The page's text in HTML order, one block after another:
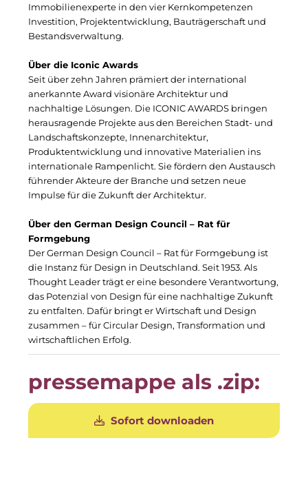
Einfach-sparsam.de
Eternal Power
Eventnet
Finanzchef24
Frameworks
Gemeinde Hallbergmoos
Gemeinde Taufkirchen
Gesangskollektiv Michael Ritter
H2Global
Hallberger Kultursommer
Hausbank München
HERZOG MAX
Hotel Königshof München GmbH & Co. KG
IGENUS Immobilien
Initiative Central Quartier
Immobilienexperte in den vier Kernkompetenzen
Investition, Projektentwicklung, Bauträgerschaft und
Bestandsverwaltung.
Über die Iconic Awards
Seit über zehn Jahren prämiert der international
anerkannte Award visionäre Architektur und
nachhaltige Lösungen. Die ICONIC AWARDS bringen
herausragende Projekte aus den Bereichen Stadt- und
Landschaftskonzepte, Innenarchitektur,
Produktentwicklung und innovative Materialien ins
internationale Rampenlicht. Sie fördern den Austausch
führender Akteure der Branche und setzen neue
Impulse für die Zukunft der Architektur.
Über den German Design Council – Rat für
Formgebung
Der German Design Council – Rat für Formgebung ist
die Instanz für Design in Deutschland. Seit 1953. Als
Thought Leader trägt er eine besondere Verantwortung,
das Potenzial von Design für eine nachhaltige Zukunft
zu entfalten. Dafür bringt er Wirtschaft und Design
zusammen – für Circular Design, Transformation und
wirtschaftlichen Erfolg.
pressemappe als .zip:
Sofort downloaden